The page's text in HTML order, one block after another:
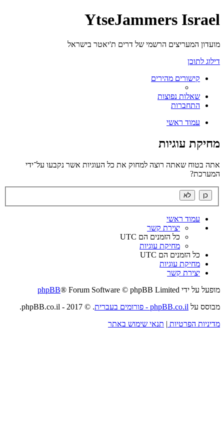
YtseJammers Israel
מועדון המעריצים הרשמי של דרים ת'יאטר בישראל
דילוג לתוכן
קישורים מהירים
שאלות נפוצות
התחברות
עמוד ראשי
מחיקת עוגיות
אתה בטוח שאתה רוצה למחוק את כל העוגיות אשר נקבעו על־ידי
המערכת?
עמוד ראשי
יצירת קשר
כל הזמנים הם UTC
מחיקת עוגיות
כל הזמנים הם UTC
מחיקת עוגיות
יצירת קשר
מופעל על ידי
phpBB® Forum Software © phpBB Limited
מבוסס על phpBB.co.il - פורומים בעברית
. © 2017 - phpBB.co.il.
מדיניות הפרטיות | תנאי שימוש באתר